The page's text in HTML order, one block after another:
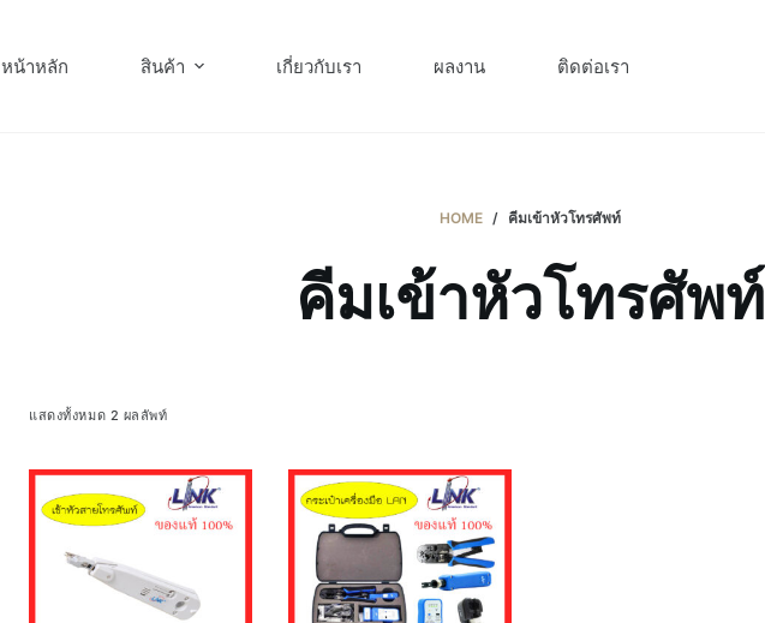
หน้าหลัก สินค้า เกี่ยวกับเรา ผลงาน ติดต่อเรา
HOME / คีมเข้าหัวโทรศัพท์
คีมเข้าหัวโทรศัพท์
แสดงทั้งหมด 2 ผลลัพท์